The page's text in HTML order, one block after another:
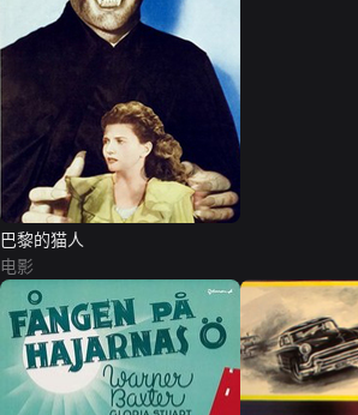
巴黎的猫人
电影